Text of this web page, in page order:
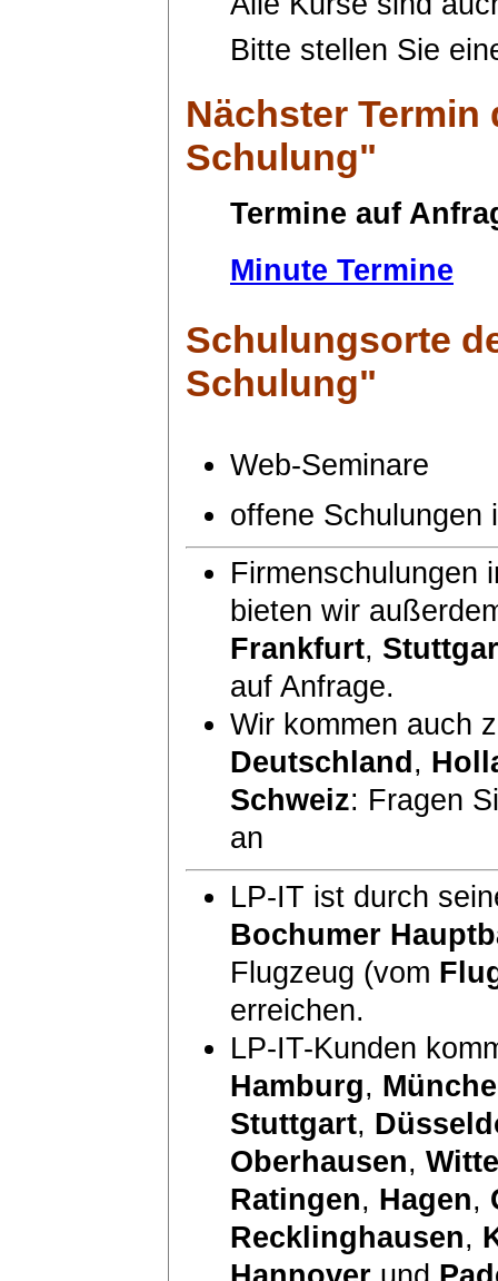
Bitte stellen Sie
Nächster Termin
Schulung"
Termine auf
Minute Termine
Schulungsorte
Schulung"
Web-Seminare
offene Schulungen
Firmenschulungen
bieten wir
Frankfurt,
auf Anfrage.
Wir kommen auch
Deutschland ,
Schweiz: Fragen
an
LP-IT ist durch
Bochumer
Flugzeug (vom
erreichen.
LP-IT-Kunden
Hamburg,
Stuttgart,
Oberhausen,
Ratingen, Hagen,
Recklinghausen,